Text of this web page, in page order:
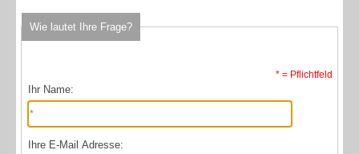
Wie lautet Ihre Frage?
* = Pflichtfeld
Ihr Name:
Ihre E-Mail Adresse: